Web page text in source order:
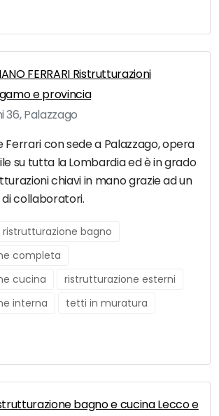
FERRARI Ristrutturazioni
e provincia
36, Palazzago
Ferrari con sede a Palazzago, opera
su tutta la Lombardia ed è in grado
chiavi in mano grazie ad un
collaboratori.
ristrutturazione bagno
completa
cucina
ristrutturazione esterni
interna
tetti in muratura
bagno e cucina Lecco e